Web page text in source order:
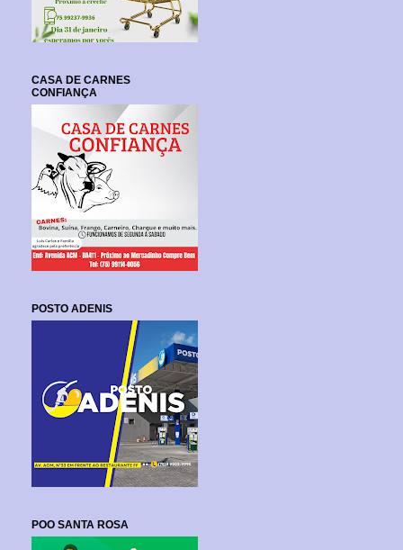
CASA DE CARNES
CONFIANÇA
POSTO ADENIS
POO SANTA ROSA